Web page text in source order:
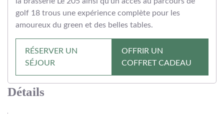
golf 18 trous une expérience complète pour les
amoureux du green et des belles tables.
RÉSERVER UN
SÉJOUR
OFFRIR UN
COFFRET CADEAU
Détails